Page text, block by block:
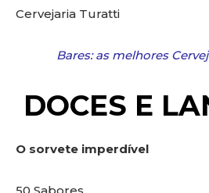
Cervejaria Turatti
Bares: as melhores
DOCES E
O sorvete imperdível